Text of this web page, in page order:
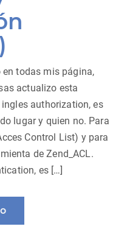
todas mis página,
actualizo esta
authorization, es
lugar y quien no. Para
Control List) y para
de Zend_ACL.
es […]